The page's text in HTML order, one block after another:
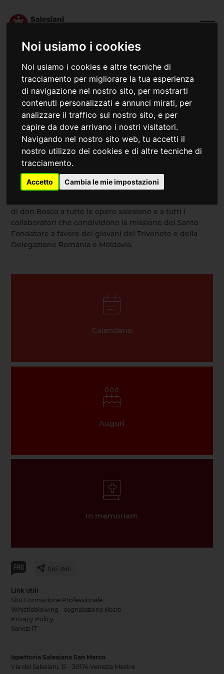
Noi usiamo i cookies
Noi usiamo i cookies e altre tecniche di
tracciamento per migliorare la tua esperienza
di navigazione nel nostro sito, per mostrarti
contenuti personalizzati e annunci mirati, per
analizzare il traffico sul nostro sito, e per
capire da dove arrivano i nostri visitatori.
Navigando nel nostro sito web, tu accetti il
nostro utilizzo dei cookies e di altre tecniche di
tracciamento.
Accetto Cambia le mie impostazioni
31/01/2026
Don Bosco
di don Bosco a tutte le opere salesiane e a tutti i
collaboratori che condividono la missione del Santo
Fondatore a favore dei giovani del Triveneto e della
Delegazione Romania e Moldavia.
Calendario
Auguri
In memoriam
Siti INE
Link utili
Sito Formazione Professionale
Whistleblowing - segnalazione illeciti
Privacy Policy
Servizi IT
Ispettoria Salesiana San Marco
Via dei Salesiani, 15 - 30174 Venezia Mestre